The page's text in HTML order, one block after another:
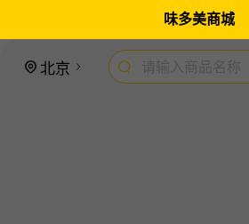
味多美商城
北京 请输入商品名称